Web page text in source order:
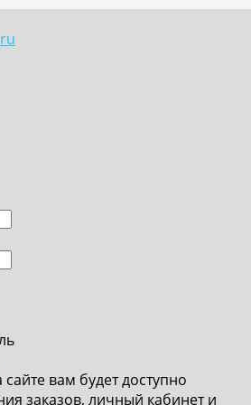
вам будет доступно
заказов, личный кабинет и